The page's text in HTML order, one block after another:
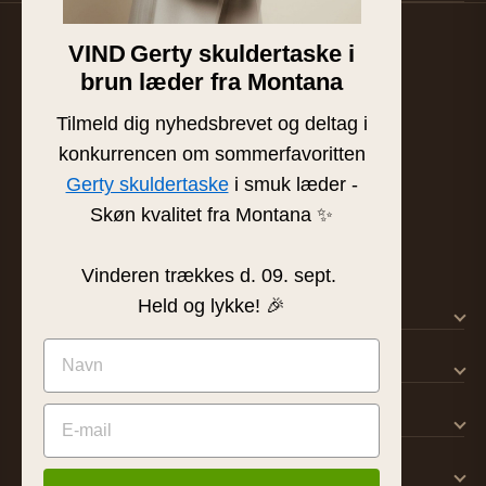
Familieejet læder- og skindbutik fra Silkeborg. Hånd-
plukket læder af højeste kvalitet siden 1986.
BUTIK & SHOWROOM
Tværgade 8 · 8600 Silkeborg
info@frejaskind.dk
CVR 12409036
KUNDESERVICE
OM FREJA
INSPIRATION
VIND Gerty skuldertaske i
brun læder fra Montana
Tilmeld dig nyhedsbrevet og deltag i
konkurrencen om sommerfavoritten
Gerty skuldertaskei smuk læder -
Skøn kvalitet fra Montana ✨
Vinderen trækkes d. 09. sept.
Held og lykke! 🎉